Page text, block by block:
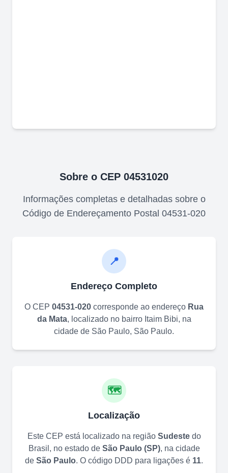
Sobre o CEP 04531020
Informações completas e detalhadas sobre o
Código de Endereçamento Postal 04531-020
📍
Endereço Completo
O CEP 04531-020 corresponde ao endereço Rua
da Mata, localizado no bairro Itaim Bibi, na
cidade de São Paulo, São Paulo.
🗺️
Localização
Este CEP está localizado na região Sudestedo
Brasil, no estado de São Paulo(SP), na cidade
de São Paulo. O código DDD para ligações é 11.